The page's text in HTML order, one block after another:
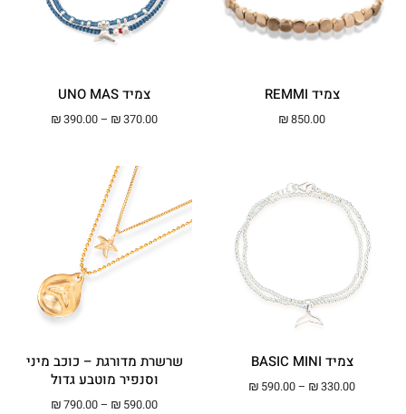
צמיד REMMI
₪850.00
צמיד UNO MAS
₪370.00
–
₪390.00 טווח מחירים: ⁦₪370.00⁩ עד
צמיד BASIC MINI
₪330.00
–
₪ 590.00 טווח מחירים: ⁦₪330.00⁩ עד ⁦₪590.00⁩
שרשרת מדורגת – כוכב מיני
וסנפיר מוטבע גדול
₪ 590.00
–
₪790.00 טווח מחירים: ⁦₪590.00⁩ עד